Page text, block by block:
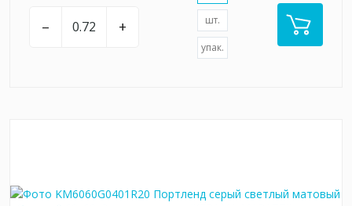
– + шт.
упак.